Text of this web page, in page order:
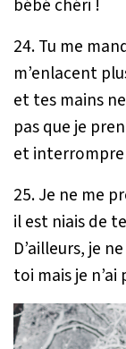
bébé chéri !
24. Tu me
m’enlacent
et tes mains
pas que je
et
25. Je ne me
il est niais de
D’ailleurs, je
toi mais je